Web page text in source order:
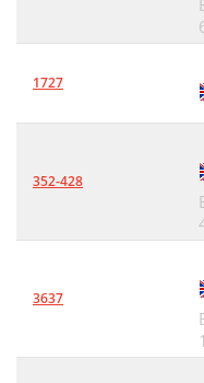
1727
352-428
3637